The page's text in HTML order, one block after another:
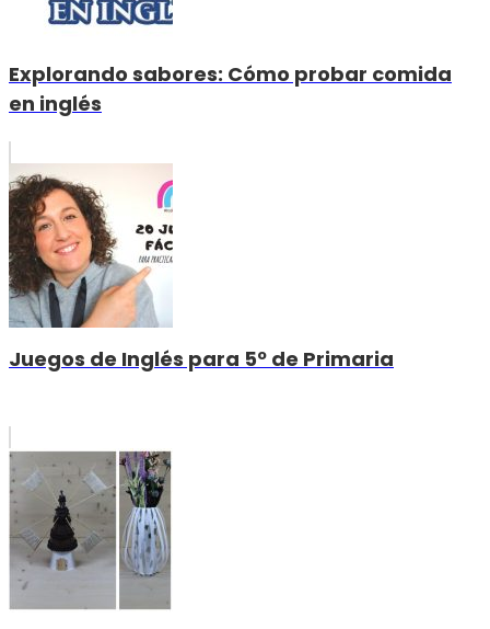
Explorando sabores: Cómo probar comida
en inglés
Juegos de Inglés para 5º de Primaria